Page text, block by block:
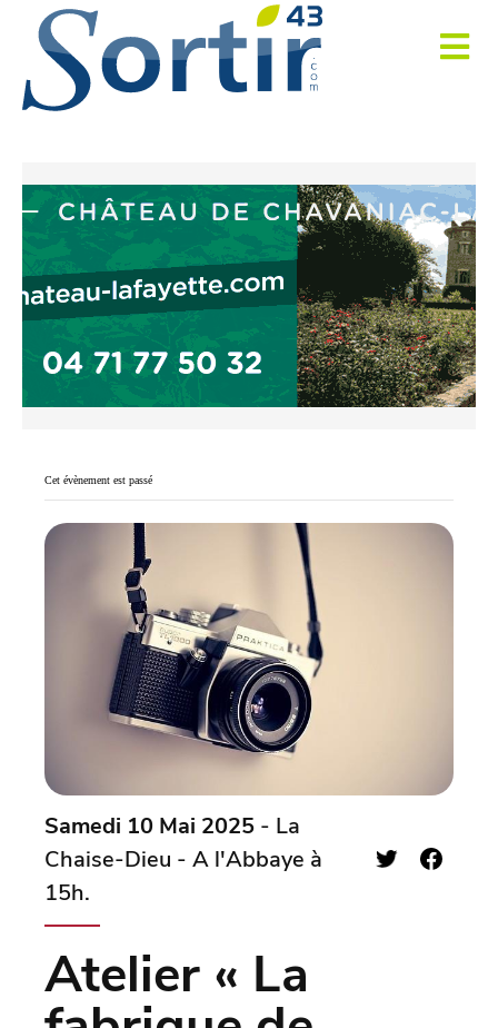
Cet évènement est passé
Samedi 10 Mai 2025 - La
Chaise-Dieu - A l'Abbaye à
15h.
Atelier « La